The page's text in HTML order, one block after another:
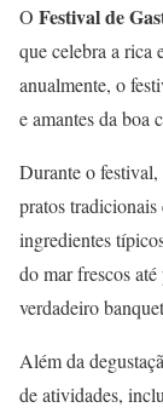
O Festival de
que celebra a rica
anualmente, o
e amantes da boa
Durante o festival,
pratos
ingredientes
do mar frescos
verdadeiro
Além da
de atividades,